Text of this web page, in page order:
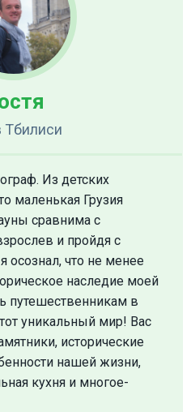
Тбилиси
Из детских
маленькая Грузия
сравнима с
и пройдя с
осознал, что не менее
наследие моей
путешественникам в
уникальный мир! Вас
исторические
нашей жизни,
кухня и многое-